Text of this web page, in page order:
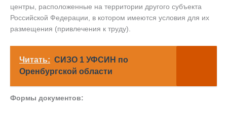
центры, расположенные на территории другого субъекта
Российской Федерации, в котором имеются условия для их
размещения (привлечения к труду).
Читать: СИЗО 1 УФСИН по
Оренбургской области
Формы документов: